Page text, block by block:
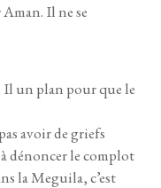
Il ne se
un plan pour que le
avoir de griefs
dénoncer le complot
la Meguila, c’est